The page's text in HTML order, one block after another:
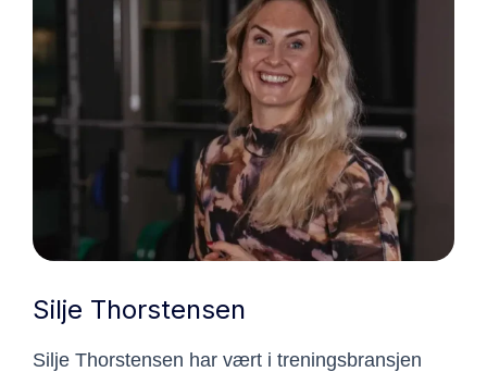
Silje Thorstensen
Silje Thorstensen har vært i treningsbransjen